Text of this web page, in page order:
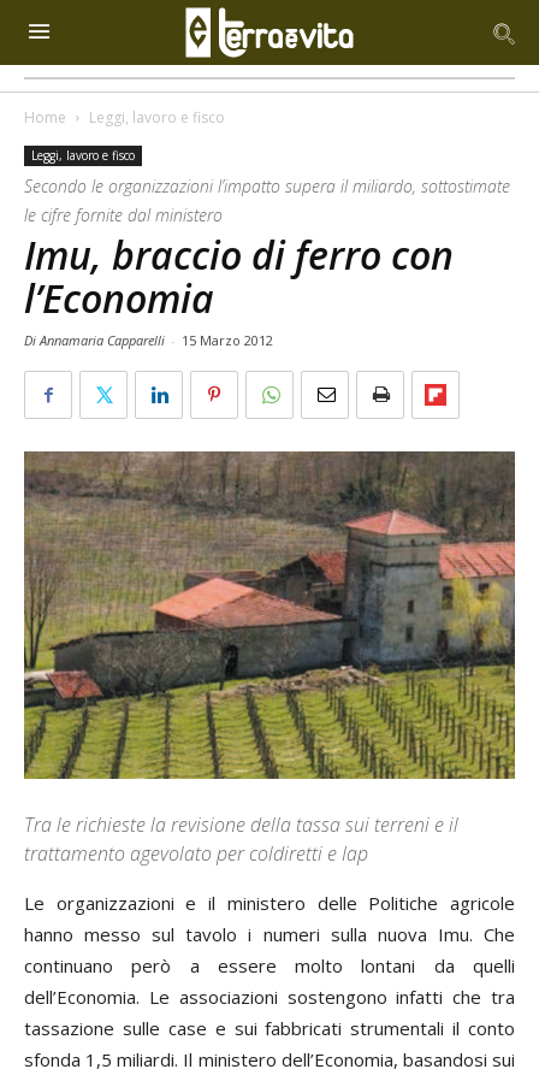
Home Leggi, lavoro e fisco
Leggi, lavoro e fisco
Secondo le organizzazioni l’impatto supera il miliardo, sottostimate
le cifre fornite dal ministero
Imu, braccio di ferro con
l’Economia
Di Annamaria Capparelli - 15 Marzo 2012
Tra le richieste la revisione della tassa sui terreni e il
trattamento agevolato per coldiretti e Iap
Le organizzazioni e il ministero delle Politiche agricole
hanno messo sul tavolo i numeri sulla nuova Imu. Che
continuano però a essere molto lontani da quelli
dell’Economia. Le associazioni sostengono infatti che tra
tassazione sulle case e sui fabbricati strumentali il conto
sfonda 1,5 miliardi. Il ministero dell’Economia, basandosi sui